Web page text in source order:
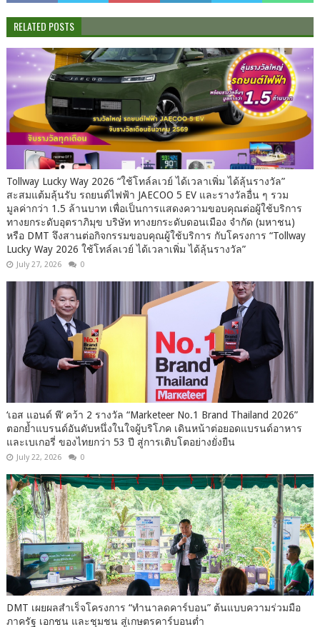
RELATED POSTS
Tollway Lucky Way 2026 “ใช้โทล์ลเวย์ ได้เวลาเพิ่ม ได้ลุ้นรางวัล”
สะสมแต้มลุ้นรับ รถยนต์ไฟฟ้า JAECOO 5 EV และรางวัลอื่น ๆ รวม
มูลค่ากว่า 1.5 ล้านบาท เพื่อเป็นการแสดงความขอบคุณต่อผู้ใช้บริการ
ทางยกระดับอุตราภิมุข บริษัท ทางยกระดับดอนเมือง จำกัด (มหาชน)
หรือ DMT จึงสานต่อกิจกรรมขอบคุณผู้ใช้บริการ กับโครงการ “Tollway
Lucky Way 2026 ใช้โทล์ลเวย์ ได้เวลาเพิ่ม ได้ลุ้นรางวัล”
July 27, 2026 0
‘เอส แอนด์ พี’ คว้า 2 รางวัล “Marketeer No.1 Brand Thailand 2026”
ตอกย้ำแบรนด์อันดับหนึ่งในใจผู้บริโภค เดินหน้าต่อยอดแบรนด์อาหาร
และเบเกอรี่ ของไทยกว่า 53 ปี สู่การเติบโตอย่างยั่งยืน
July 22, 2026 0
DMT เผยผลสำเร็จโครงการ “ทำนาลดคาร์บอน” ต้นแบบความร่วมมือ
ภาครัฐ เอกชน และชุมชน สู่เกษตรคาร์บอนต่ำ